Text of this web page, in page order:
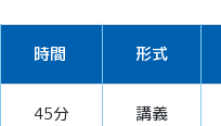
時間 形式
45分 講義